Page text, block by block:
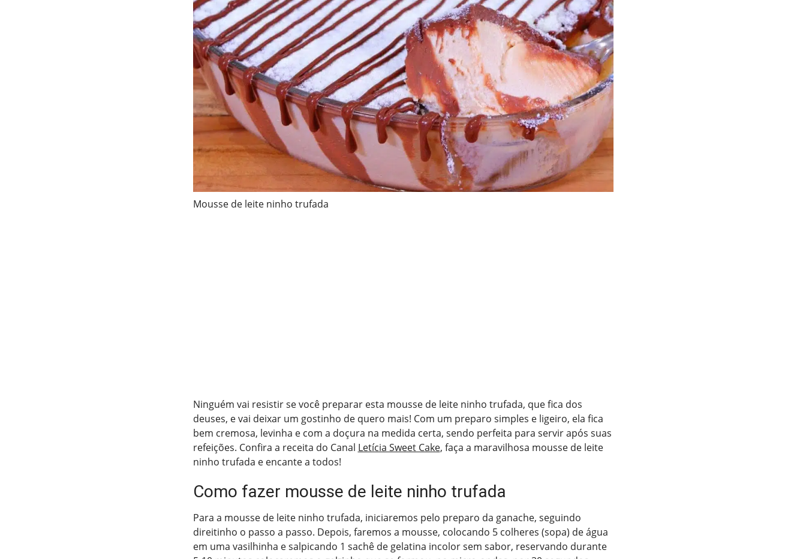
Mousse de leite ninho trufada
Ninguém vai resistir se você preparar esta mousse de leite ninho trufada, que fica dos
deuses, e vai deixar um gostinho de quero mais! Com um preparo simples e ligeiro, ela fica
bem cremosa, levinha e com a doçura na medida certa, sendo perfeita para servir após suas
refeições. Confira a receita do Canal Letícia Sweet Cake, faça a maravilhosa mousse de leite
ninho trufada e encante a todos!
Como fazer mousse de leite ninho trufada
Para a mousse de leite ninho trufada, iniciaremos pelo preparo da ganache, seguindo
direitinho o passo a passo. Depois, faremos a mousse, colocando 5 colheres (sopa) de água
em uma vasilhinha e salpicando 1 sachê de gelatina incolor sem sabor, reservando durante